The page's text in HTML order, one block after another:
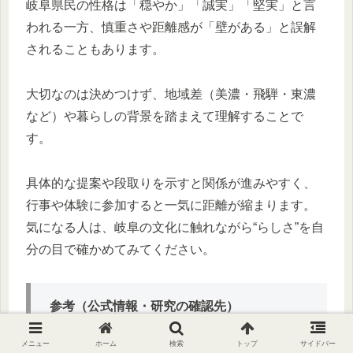
岐阜県民の性格は「穏やか」「誠実」「堅実」と言
われる一方、慎重さや距離感が「壁がある」と誤解
されることもあります。
大切なのは決めつけず、地域差（美濃・飛騨・東濃
など）や暮らしの背景を踏まえて理解することで
す。
具体的な提案や段取りを示すと関係が進みやすく、
行事や体験に参加すると一気に距離が縮まります。
気になる人は、岐阜の文化に触れながら“らしさ”を自
分の目で確かめてみてください。
参考（公式情報・研究の確認先）
メニュー ホーム 検索 トップ サイドバー